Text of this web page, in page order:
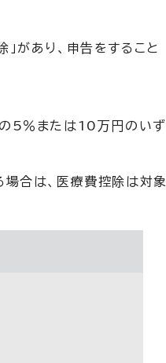
があり、申告をすること
の5％または10万円のいず
合は、医療費控除は対象